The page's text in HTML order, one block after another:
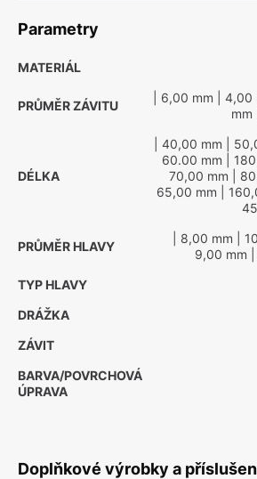
Parametry
MATERIÁL
PRŮMĚR ZÁVITU
| 6,00 mm | 4,00
mm
DÉLKA
| 40,00 mm |
60.00 mm |
70,00 mm |
65,00 mm |
PRŮMĚR HLAVY
| 8,00 mm |
9,00 mm
TYP HLAVY
DRÁŽKA
ZÁVIT
BARVA/POVRCHOVÁ
ÚPRAVA
Doplňkové výrobky a